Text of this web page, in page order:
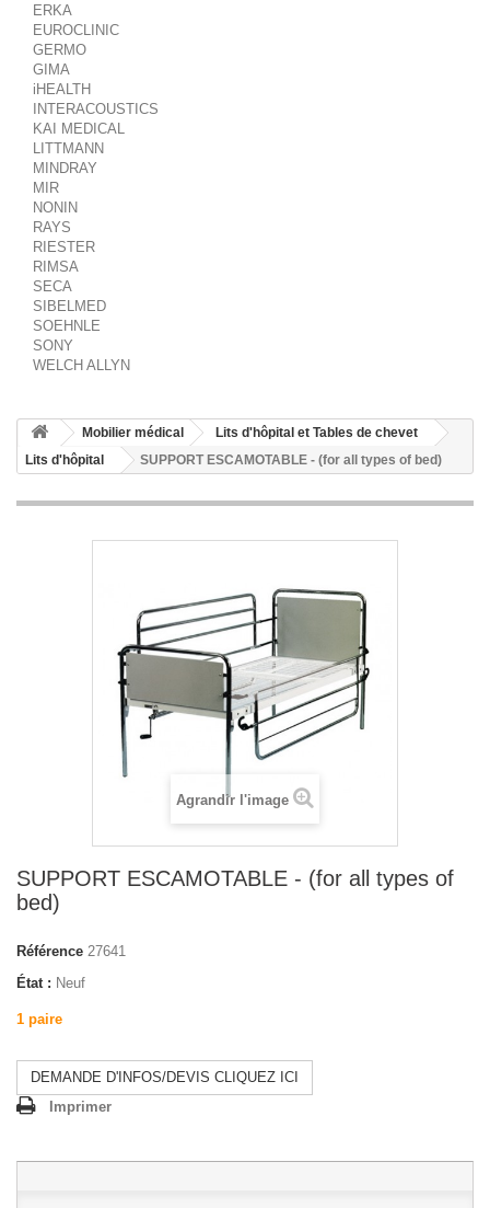
ERKA
EUROCLINIC
GERMO
GIMA
iHEALTH
INTERACOUSTICS
KAI MEDICAL
LITTMANN
MINDRAY
MIR
NONIN
RAYS
RIESTER
RIMSA
SECA
SIBELMED
SOEHNLE
SONY
WELCH ALLYN
Mobilier médical
Lits d'hôpital et Tables de chevet
Lits d'hôpital
SUPPORT ESCAMOTABLE - (for all types of bed)
Agrandir l'image
SUPPORT ESCAMOTABLE - (for all types of
bed)
Référence 27641
État : Neuf
1 paire
DEMANDE D'INFOS/DEVIS CLIQUEZ ICI
Imprimer